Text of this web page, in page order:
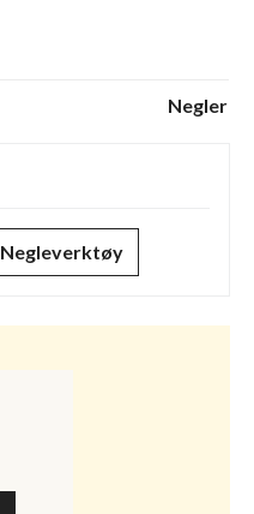
Negler
Negleverktøy